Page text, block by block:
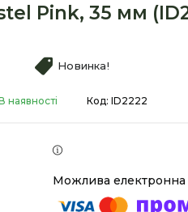
Pink, 35 мм
Новинка!
наявності Код: ID2222